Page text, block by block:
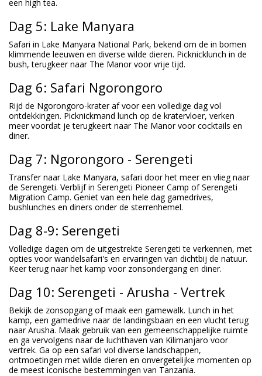
een high tea.
Dag 5: Lake Manyara
Safari in Lake Manyara National Park, bekend om de in bomen
klimmende leeuwen en diverse wilde dieren. Picknicklunch in de
bush, terugkeer naar The Manor voor vrije tijd.
Dag 6: Safari Ngorongoro
Rijd de Ngorongoro-krater af voor een volledige dag vol
ontdekkingen. Picknickmand lunch op de kratervloer, verken
meer voordat je terugkeert naar The Manor voor cocktails en
diner.
Dag 7: Ngorongoro - Serengeti
Transfer naar Lake Manyara, safari door het meer en vlieg naar
de Serengeti. Verblijf in Serengeti Pioneer Camp of Serengeti
Migration Camp. Geniet van een hele dag gamedrives,
bushlunches en diners onder de sterrenhemel.
Dag 8-9: Serengeti
Volledige dagen om de uitgestrekte Serengeti te verkennen, met
opties voor wandelsafari's en ervaringen van dichtbij de natuur.
Keer terug naar het kamp voor zonsondergang en diner.
Dag 10: Serengeti - Arusha - Vertrek
Bekijk de zonsopgang of maak een gamewalk. Lunch in het
kamp, een gamedrive naar de landingsbaan en een vlucht terug
naar Arusha. Maak gebruik van een gemeenschappelijke ruimte
en ga vervolgens naar de luchthaven van Kilimanjaro voor
vertrek. Ga op een safari vol diverse landschappen,
ontmoetingen met wilde dieren en onvergetelijke momenten op
de meest iconische bestemmingen van Tanzania.